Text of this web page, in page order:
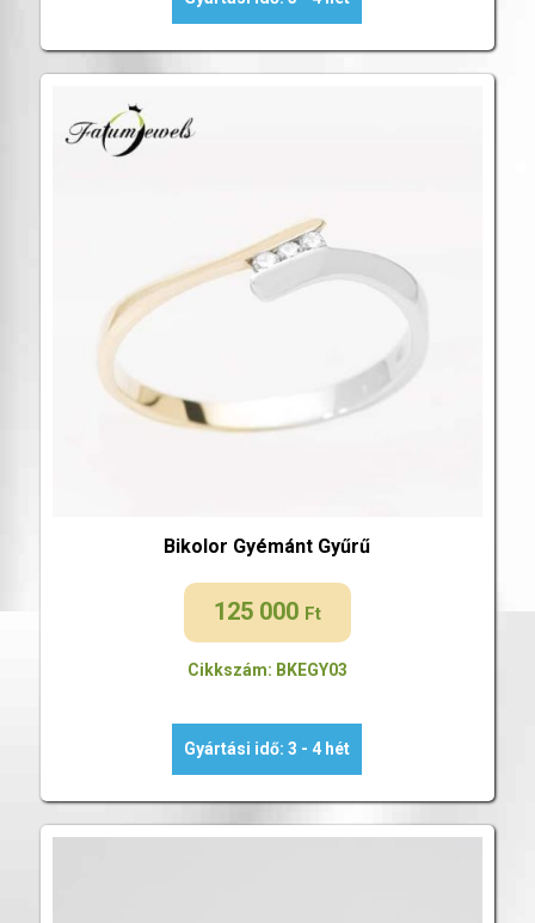
Bikolor Gyémánt Gyűrű
125 000 Ft
Cikkszám: BKEGY03
Gyártási idő: 3 - 4 hét